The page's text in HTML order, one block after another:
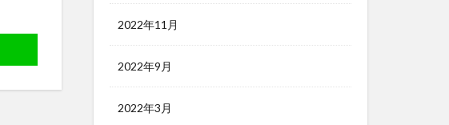
2022年11月
2022年9月
2022年3月